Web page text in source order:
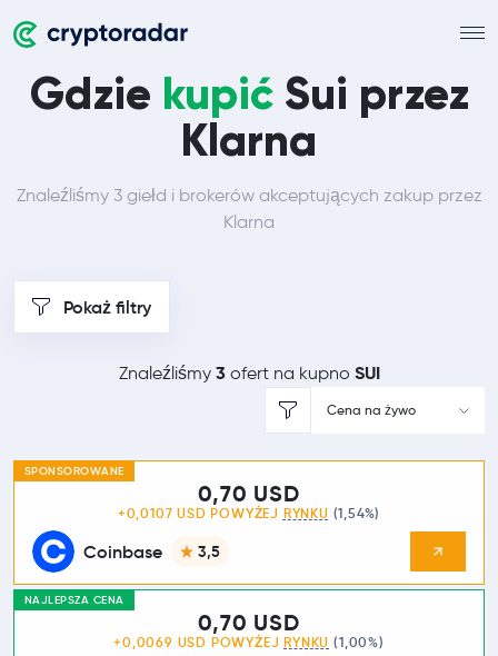
Gdzie kupićSui przez
Klarna
Znaleźliśmy 3 giełd i brokerów akceptujących zakup przez
Klarna
Pokaż filtry
Znaleźliśmy 3ofert na kupno SUI
Cena na żywo
SPONSOROWANE
Coinbase 3,5
0,70 USD
+0,0107 USD POWYŻEJ RYNKU (1,54%)
NAJLEPSZA CENA
0,70 USD
+0,0069 USD POWYŻEJ RYNKU (1,00%)